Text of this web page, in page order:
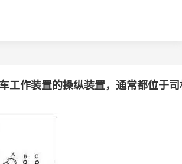
工作装置的操纵装置，通常都位于